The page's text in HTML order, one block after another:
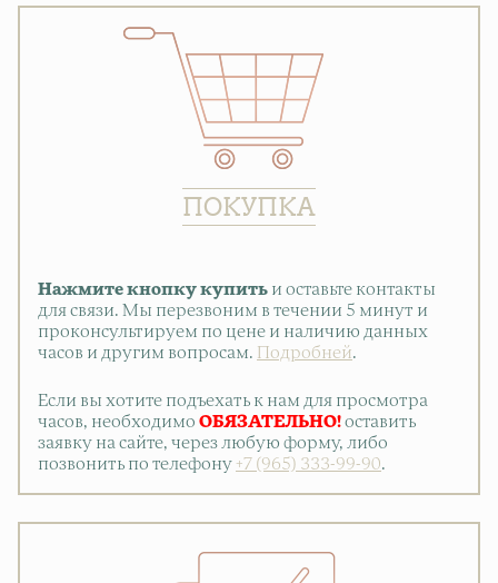
ПОКУПКА
Нажмите кнопку купить и оставьте контакты
для связи. Мы перезвоним в течении 5 минут и
проконсультируем по цене и наличию данных
часов и другим вопросам.
Подробней.
Если вы хотите подъехать к нам для просмотра
часов, необходимо ОБЯЗАТЕЛЬНО! оставить
заявку на сайте, через любую форму, либо
позвонить по телефону +7 (965) 333-99-90.